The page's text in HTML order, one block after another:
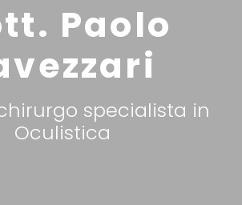
Paolo
specialista in
Oculistica